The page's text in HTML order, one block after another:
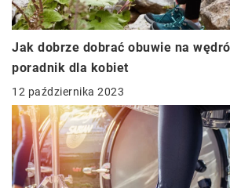
Jak dobrze dobrać obuwie na
poradnik dla kobiet
12 października 2023